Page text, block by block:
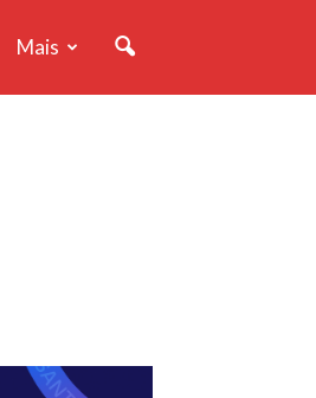
Mais